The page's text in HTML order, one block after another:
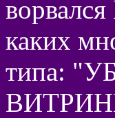
каких
типа: